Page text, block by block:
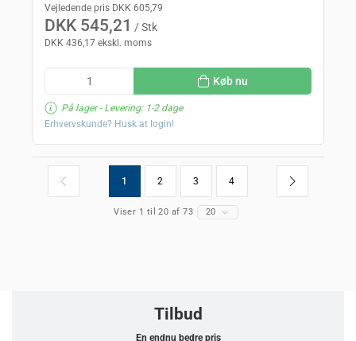
Vejledende pris DKK 605,79
DKK 545,21 / Stk
DKK 436,17 ekskl. moms
Køb nu
På lager- Levering: 1-2 dage
Erhvervskunde? Husk at login!
1 2 3 4
Viser 1 til 20 af 73 20
Tilbud
En endnu bedre pris